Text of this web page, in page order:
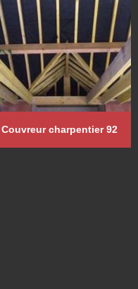
Couvreur charpentier 92